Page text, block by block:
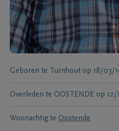
Geboren te Turnhout op 18/03/
Overleden te OOSTENDE op 12/
Woonachtig te Oostende